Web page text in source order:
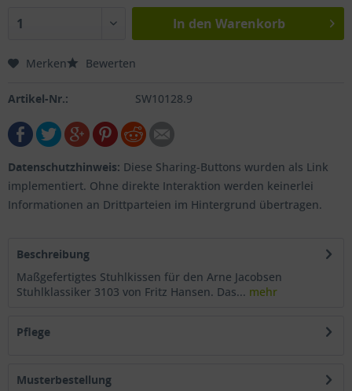
In den Warenkorb
Merken Bewerten
Artikel-Nr.: SW10128.9
Datenschutzhinweis: Diese Sharing-Buttons wurden als Link
implementiert. Ohne direkte Interaktion werden keinerlei
Informationen an Drittparteien im Hintergrund übertragen.
Beschreibung
Maßgefertigtes Stuhlkissen für den Arne Jacobsen
Stuhlklassiker 3103 von Fritz Hansen. Das... mehr
Pflege
Musterbestellung